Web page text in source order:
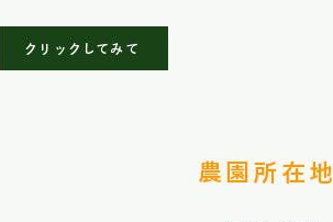
クリックしてみて
​農園所在地